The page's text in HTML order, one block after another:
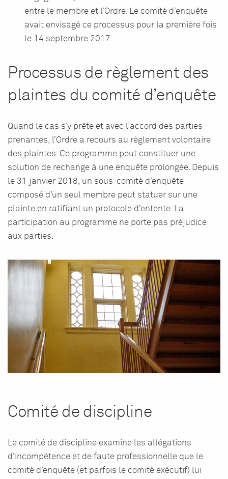
entre le membre et l’Ordre. Le comité d’enquête
avait envisagé ce processus pour la première fois
le 14 septembre 2017.
Processus de règlement des
plaintes du comité d’enquête
Quand le cas s’y prête et avec l’accord des parties
prenantes, l’Ordre a recours au règlement volontaire
des plaintes. Ce programme peut constituer une
solution de rechange à une enquête prolongée. Depuis
le 31 janvier 2018, un sous-comité d’enquête
composé d’un seul membre peut statuer sur une
plainte en ratifiant un protocole d’entente. La
participation au programme ne porte pas préjudice
aux parties.
Comité de discipline
Le comité de discipline examine les allégations
d’incompétence et de faute professionnelle que le
comité d’enquête (et parfois le comité exécutif) lui